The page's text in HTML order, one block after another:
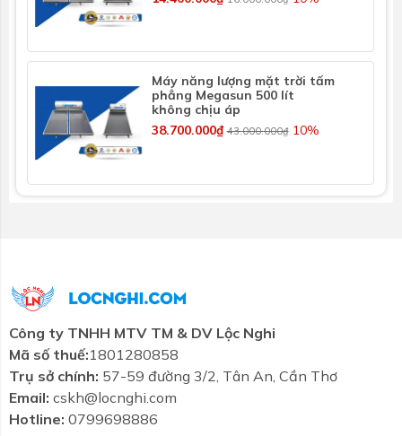
tối đa
Thanh
Thanh Magie làm mềm nước, chống ăn
Điện
trở dự
Điện trở được tích hợp sẵn theo bồn - Sử
điều chỉnh nhiệt độ - Tự động ngắt khi đủ
trở
(KW)
x
220V
Van
an
Bồn hở không có van an toàn
Máy năng lượng mặt trời tấm
phẳng Megasun 500 lít
không chịu áp
38.700.000₫43.000.000₫10%
Công ty TNHH MTV TM & DV Lộc Nghi
Mã số thuế:1801280858
Trụ sở chính: 57-59 đường 3/2, Tân An, Cần Thơ
Email: cskh@locnghi.com
Hotline: 0799698886